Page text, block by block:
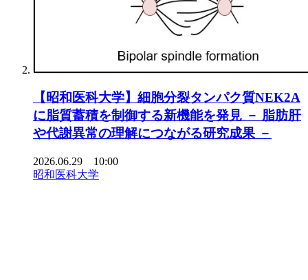
【昭和医科大学】細胞分裂タンパク質NEK2A
に脂質蓄積を制御する新機能を発見 － 脂肪肝
や代謝異常の理解につながる研究成果 －
2026.06.29 10:00
昭和医科大学